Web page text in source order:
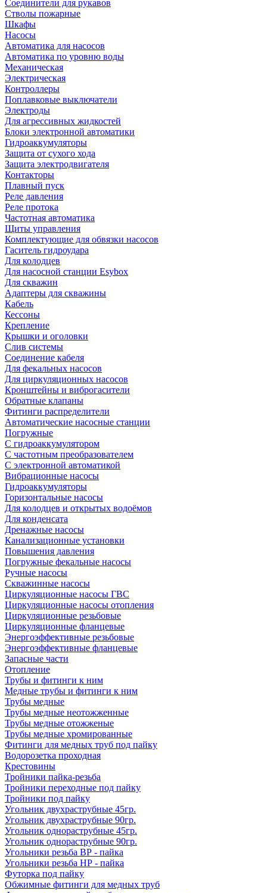
Соединители для рукавов
Стволы пожарные
Шкафы
Насосы
Автоматика для насосов
Автоматика по уровню воды
Механическая
Электрическая
Контроллеры
Поплавковые выключатели
Электроды
Для агрессивных жидкостей
Блоки электронной автоматики
Гидроаккумуляторы
Защита от сухого хода
Защита электродвигателя
Контакторы
Плавный пуск
Реле давления
Реле протока
Частотная автоматика
Щиты управления
Комплектующие для обвязки насосов
Гаситель гидроудара
Для колодцев
Для насосной станции Esybox
Для скважин
Адаптеры для скважины
Кабель
Кессоны
Крепление
Крышки и оголовки
Слив системы
Соединение кабеля
Для фекальных насосов
Для циркуляционных насосов
Кронштейны и виброгасители
Обратные клапаны
Фитинги распределители
Автоматические насосные станции
Погружные
С гидроаккумулятором
С частотным преобразователем
С электронной автоматикой
Вибрационные насосы
Гидроаккумуляторы
Горизонтальные насосы
Для колодцев и открытых водоёмов
Для конденсата
Дренажные насосы
Канализационные установки
Повышения давления
Погружные фекальные насосы
Ручные насосы
Скважинные насосы
Циркуляционные насосы ГВС
Циркуляционные насосы отопления
Циркуляционные резьбовые
Циркуляционные фланцевые
Энергоэффективные резьбовые
Энергоэффективные фланцевые
Запасные части
Отопление
Трубы и фитинги к ним
Медные трубы и фитинги к ним
Трубы медные
Трубы медные неотожженные
Трубы медные отожженые
Трубы медные хромированные
Фитинги для медных труб под пайку
Водорозетка проходная
Крестовины
Тройники пайка-резьба
Тройники переходные под пайку
Тройники под пайку
Угольник двухраструбные 45гр.
Угольник двухраструбные 90гр.
Угольник однораструбные 45гр.
Угольник однораструбные 90гр.
Угольники резьба ВР - пайка
Угольники резьба НР - пайка
Футорка под пайку
Обжимные фитинги для медных труб